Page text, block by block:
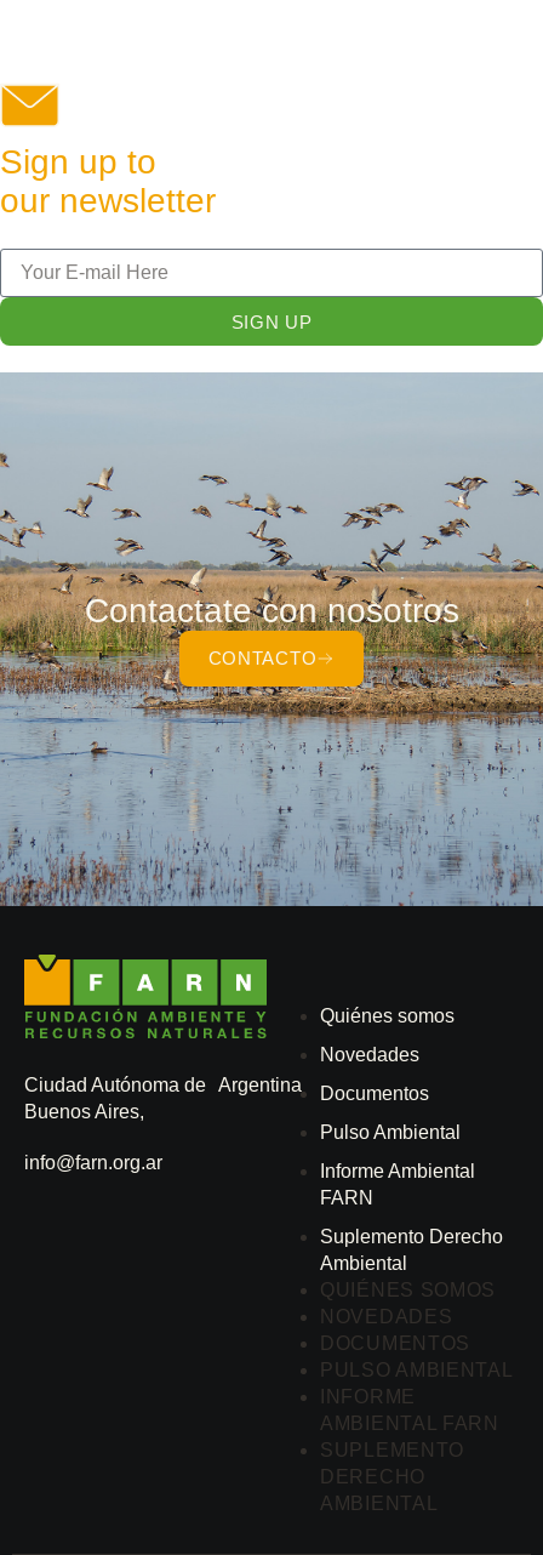
Sign up to
our newsletter
SIGN UP
Contactate con nosotros
CONTACTO
Ciudad Autónoma de
Buenos Aires,
Argentina
info@farn.org.ar
Quiénes somos
Novedades
Documentos
Pulso Ambiental
Informe Ambiental
FARN
Suplemento Derecho
Ambiental
QUIÉNES SOMOS
NOVEDADES
DOCUMENTOS
PULSO AMBIENTAL
INFORME
AMBIENTAL FARN
SUPLEMENTO
DERECHO
AMBIENTAL